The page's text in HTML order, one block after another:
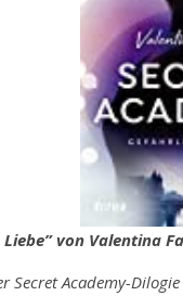
von Valentina
Secret Academy-